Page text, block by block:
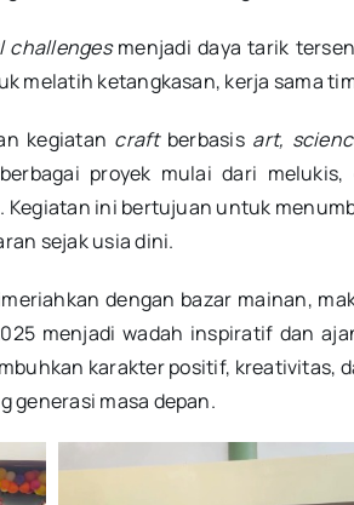
challengesmenjadi daya tarik
melatih ketangkasan, kerja sama
kegiatan craftberbasis art,
proyek mulai dari
ini bertujuan untuk
sejak usia dini.
dengan bazar mainan,
menjadi wadah inspiratif dan
karakter positif, kreativitas,
generasi masa depan.